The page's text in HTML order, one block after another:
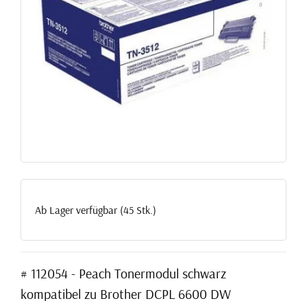
Ab Lager verfügbar (45 Stk.)
# 112054 - Peach Tonermodul schwarz
kompatibel zu Brother DCPL 6600 DW